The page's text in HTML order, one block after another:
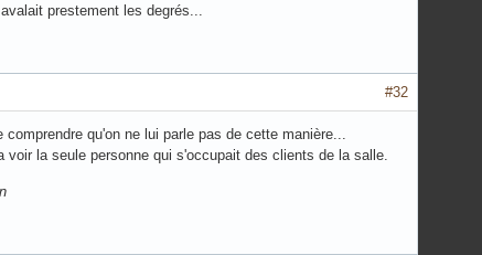
prestement les degrés...
#32
qu'on ne lui parle pas de cette manière...
la seule personne qui s'occupait des clients de la salle.